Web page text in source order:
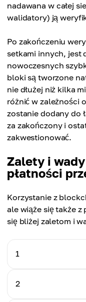
nadawana w całej
walidatory) ją
Po zakończeniu
setkami innych, jest
nowoczesnych
bloki są tworzone
nie dłużej niż kilka
różnić w zależności
zostanie dodany do
za zakończony i
zakwestionować.
Zalety i
płatności
Korzystanie z
ale wiąże się także
się bliżej zaletom i
1
Zalety
2